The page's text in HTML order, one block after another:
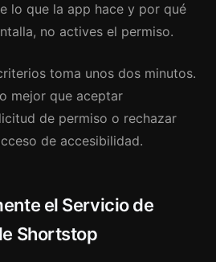
lo que la app hace y por qué
no actives el permiso.
toma unos dos minutos.
mejor que aceptar
de permiso o rechazar
de accesibilidad.
el Servicio de
Shortstop